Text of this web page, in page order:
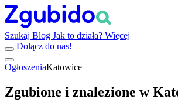
Szukaj Blog Jak to działa? Więcej
Dołącz do nas!
OgłoszeniaKatowice
Zgubione i znalezione w